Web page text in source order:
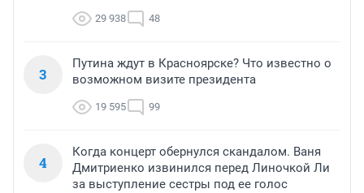
29 938 48
3
Путина ждут в Красноярске? Что известно о
возможном визите президента
19 595 99
4
Когда концерт обернулся скандалом. Ваня
Дмитриенко извинился перед Линочкой Ли
за выступление сестры под ее голос